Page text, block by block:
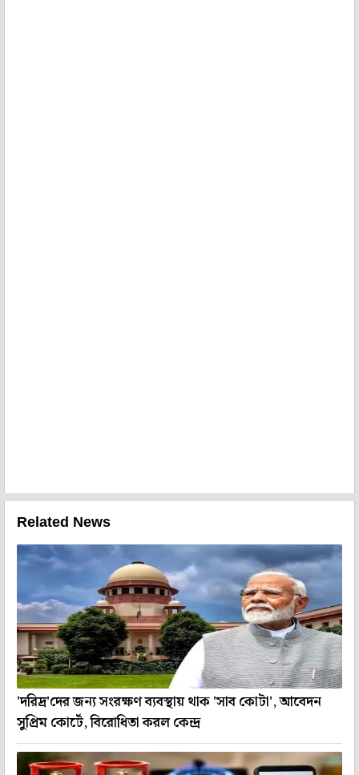
Related News
'দরিদ্র'দের জন্য সংরক্ষণ ব্যবস্থায় থাক 'সাব কোটা', আবেদন
সুপ্রিম কোর্টে, বিরোধিতা করল কেন্দ্র